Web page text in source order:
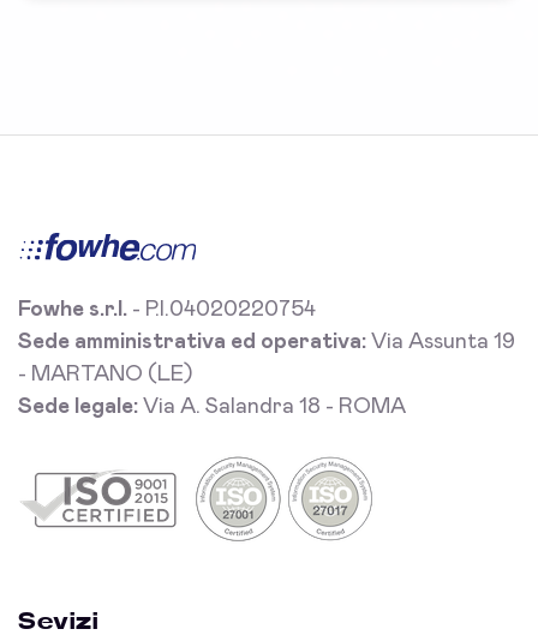
Fowhe s.r.l. - P.I.04020220754
Sede amministrativa ed operativa: Via Assunta 19
- MARTANO (LE)
Sede legale: Via A. Salandra 18 - ROMA
Sevizi